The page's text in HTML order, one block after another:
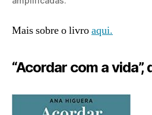
Mais sobre o livroaqui.
“Acordar com a